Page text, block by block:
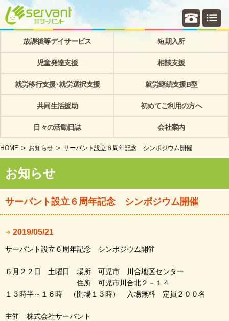
個別相
放課後等デイサービス 短期入所
児童発達支援 相談支援
就労移行支援･就労選択支援 就労継続支援B型
共同生活援助 初めてご利用の方へ
日々の活動日誌 会社案内
HOME お知らせ サーバント設立６周年記念 シンポジウム開催
お知らせ
サーバント設立６周年記念 シンポジウム開催
2019/05/21
サーバント設立６周年記念 シンポジウム開催
６月２２日 土曜日 場所 可児市 川合地区センター
住所 可児市川合北２－１４
１３時半～１６時 （開場１３時） 入場無料 定員２００名
主催 株式会社サーバント